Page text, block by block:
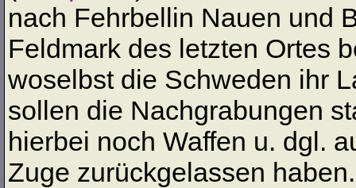
nach Fehrbellin Nauen und
Feldmark des letzten Ortes
woselbst die Schweden ihr
sollen die Nachgrabungen
hierbei noch Waffen u. dgl.
Zuge zurückgelassen haben.